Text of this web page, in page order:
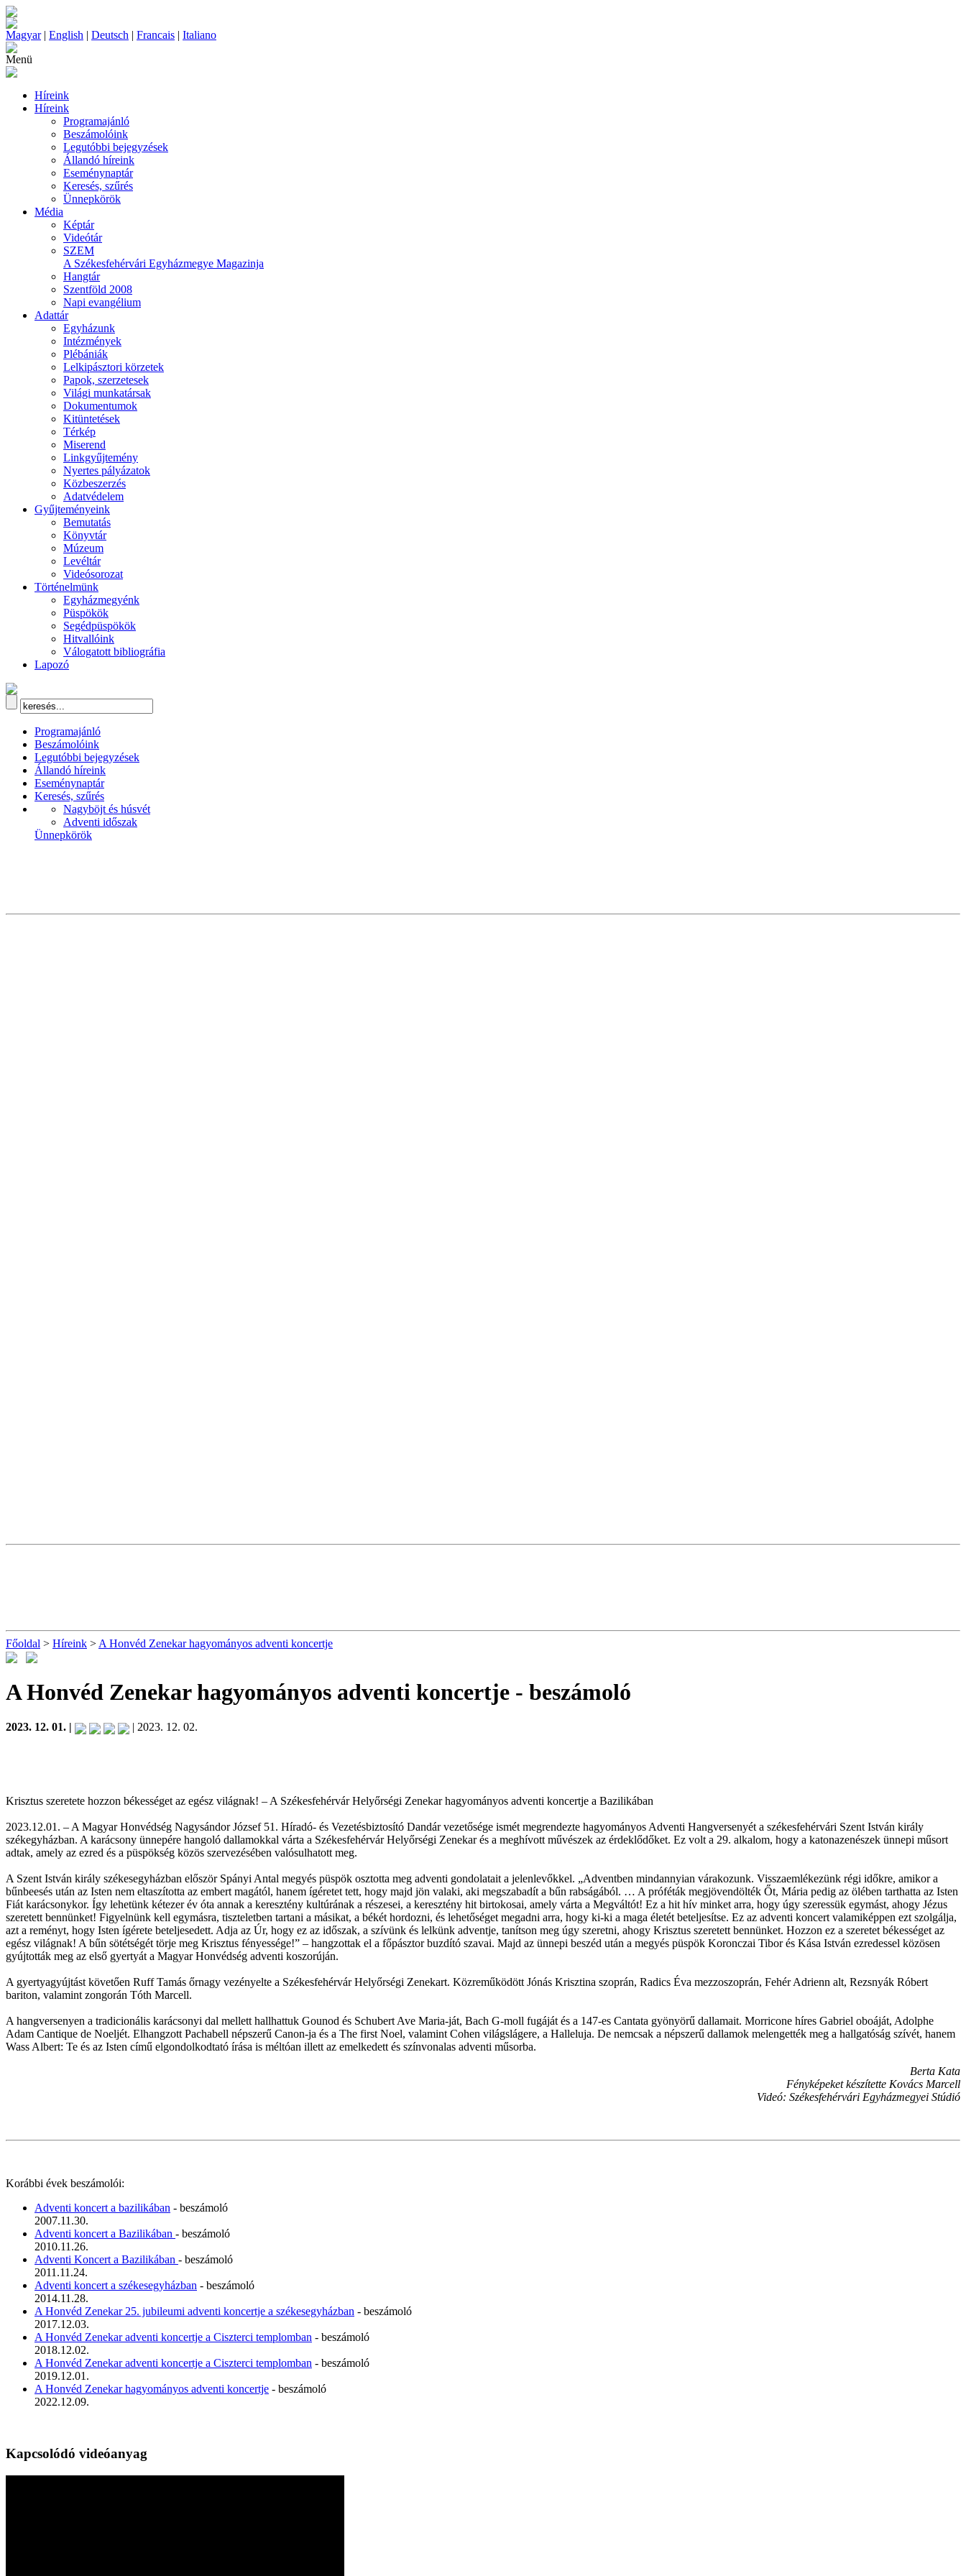
Magyar| English | Deutsch | Francais | Italiano
Menü
Híreink
Híreink
Programajánló
Beszámolóink
Legutóbbi bejegyzések
Állandó híreink
Eseménynaptár
Keresés, szűrés
Ünnepkörök
Média
Képtár
Videótár
SZEM
A Székesfehérvári Egyházmegye Magazinja
Hangtár
Szentföld 2008
Napi evangélium
Adattár
Egyházunk
Intézmények
Plébániák
Lelkipásztori körzetek
Papok, szerzetesek
Világi munkatársak
Dokumentumok
Kitüntetések
Térkép
Miserend
Linkgyűjtemény
Nyertes pályázatok
Közbeszerzés
Adatvédelem
Gyűjteményeink
Bemutatás
Könyvtár
Múzeum
Levéltár
Videósorozat
Történelmünk
Egyházmegyénk
Püspökök
Segédpüspökök
Hitvallóink
Válogatott bibliográfia
Lapozó
Programajánló
Beszámolóink
Legutóbbi bejegyzések
Állandó híreink
Eseménynaptár
Keresés, szűrés
Nagyböjt és húsvét
Adventi időszak
Ünnepkörök
Főoldal > Híreink > A Honvéd Zenekar hagyományos adventi koncertje
A Honvéd Zenekar hagyományos adventi koncertje - beszámoló
2023. 12. 01. | | 2023. 12. 02.
Krisztus szeretete hozzon békességet az egész világnak! – A Székesfehérvár Helyőrségi Zenekar hagyományos adventi koncertje a Bazilikában
2023.12.01. – A Magyar Honvédség Nagysándor József 51. Híradó- és Vezetésbiztosító Dandár vezetősége ismét megrendezte hagyományos Adventi Hangversenyét a székesfehérvári Szent István király
székegyházban. A karácsony ünnepére hangoló dallamokkal várta a Székesfehérvár Helyőrségi Zenekar és a meghívott művészek az érdeklődőket. Ez volt a 29. alkalom, hogy a katonazenészek ünnepi műsort
adtak, amely az ezred és a püspökség közös szervezésében valósulhatott meg.
A Szent István király székesegyházban először Spányi Antal megyés püspök osztotta meg adventi gondolatait a jelenlevőkkel. „Adventben mindannyian várakozunk. Visszaemlékezünk régi időkre, amikor a
bűnbeesés után az Isten nem eltaszította az embert magától, hanem ígéretet tett, hogy majd jön valaki, aki megszabadít a bűn rabságából. … A próféták megjövendölték Őt, Mária pedig az ölében tarthatta az Isten
Fiát karácsonykor. Így lehetünk kétezer év óta annak a keresztény kultúrának a részesei, a keresztény hit birtokosai, amely várta a Megváltót! Ez a hit hív minket arra, hogy úgy szeressük egymást, ahogy Jézus
szeretett bennünket! Figyelnünk kell egymásra, tiszteletben tartani a másikat, a békét hordozni, és lehetőséget megadni arra, hogy ki-ki a maga életét beteljesítse. Ez az adventi koncert valamiképpen ezt szolgálja,
azt a reményt, hogy Isten ígérete beteljesedett. Adja az Úr, hogy ez az időszak, a szívünk és lelkünk adventje, tanítson meg úgy szeretni, ahogy Krisztus szeretett bennünket. Hozzon ez a szeretet békességet az
egész világnak! A bűn sötétségét törje meg Krisztus fényessége!” – hangzottak el a főpásztor buzdító szavai. Majd az ünnepi beszéd után a megyés püspök Koronczai Tibor és Kása István ezredessel közösen
gyújtották meg az első gyertyát a Magyar Honvédség adventi koszorúján.
A gyertyagyújtást követően Ruff Tamás őrnagy vezényelte a Székesfehérvár Helyőrségi Zenekart. Közreműködött Jónás Krisztina szoprán, Radics Éva mezzoszoprán, Fehér Adrienn alt, Rezsnyák Róbert
bariton, valamint zongorán Tóth Marcell.
A hangversenyen a tradicionális karácsonyi dal mellett hallhattuk Gounod és Schubert Ave Maria-ját, Bach G-moll fugáját és a 147-es Cantata gyönyörű dallamait. Morricone híres Gabriel oboáját, Adolphe
Adam Cantique de Noeljét. Elhangzott Pachabell népszerű Canon-ja és a The first Noel, valamint Cohen világslágere, a Halleluja. De nemcsak a népszerű dallamok melengették meg a hallgatóság szívét, hanem
Wass Albert: Te és az Isten című elgondolkodtató írása is méltóan illett az emelkedett és színvonalas adventi műsorba.
Berta Kata
Fényképeket készítette Kovács Marcell
Videó: Székesfehérvári Egyházmegyei Stúdió
Korábbi évek beszámolói:
Adventi koncert a bazilikában - beszámoló
2007.11.30.
Adventi koncert a Bazilikában - beszámoló
2010.11.26.
Adventi Koncert a Bazilikában - beszámoló
2011.11.24.
Adventi koncert a székesegyházban - beszámoló
2014.11.28.
A Honvéd Zenekar 25. jubileumi adventi koncertje a székesegyházban - beszámoló
2017.12.03.
A Honvéd Zenekar adventi koncertje a Ciszterci templomban - beszámoló
2018.12.02.
A Honvéd Zenekar adventi koncertje a Ciszterci templomban - beszámoló
2019.12.01.
A Honvéd Zenekar hagyományos adventi koncertje - beszámoló
2022.12.09.
Kapcsolódó videóanyag